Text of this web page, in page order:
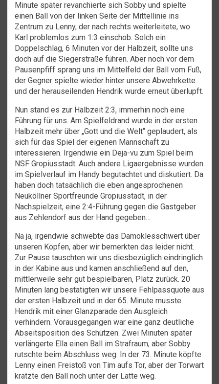
Minute später revanchierte sich Sobby und spielte
einen Ball von der linken Seite der Mittellinie ins
Zentrum zu Lenny, der nach rechts weiterleitete, wo
Karl problemlos zum 1:3 einschob. Solch ein
Doppelschlag, 6 Minuten vor der Halbzeit, sollte uns
doch auf die Siegerstraße führen. Aber noch vor dem
Pausenpfiff sprang uns im Mittelfeld der Ball vom Fuß,
der Gegner spielte wieder hinter unsere Abwehrkette
und der herauseilenden Hendrik wurde erneut überlupft.
Nun stand es zur Halbzeit 2:3, immerhin noch eine
Führung für uns. Am Spielfeldrand wurde in der ersten
Halbzeit mehr über „Gott und die Welt“ geplaudert, als
sich für das Spiel der eigenen Mannschaft zu
interessieren. Irgendwie ein Deja-vu zum Spiel beim
NSF Gropiusstadt. Auch andere Ligaergebnisse wurden
im Spielverlauf im Handy begutachtet und diskutiert. Da
haben doch tatsächlich die eben angesprochenen
Neuköllner Sportfreunde Gropiusstadt, in der
Nachspielzeit, eine 2:4-Führung gegen die Gastgeber
aus Zehlendorf aus der Hand gegeben…
Na ja, irgendwie schwebte das Damoklesschwert über
unseren Köpfen, aber wir bemerkten das leider nicht.
Zur Pause tauschten wir uns diesbezüglich eindringlich
in der Kabine aus und kamen anschließend auf den,
mittlerweile sehr gut bespielbaren, Platz zurück. 20
Minuten lang bestätigten wir unsere Fehlpassquote aus
der ersten Halbzeit und in der 65. Minute musste
Hendrik mit einer Glanzparade den Ausgleich
verhindern. Vorausgegangen war eine ganz deutliche
Abseitsposition des Schützen. Zwei Minuten später
verlängerte Ella einen Ball im Strafraum, aber Sobby
rutschte beim Abschluss weg. In der 73. Minute köpfte
Lenny einen Freistoß von Tim aufs Tor, aber der Torwart
kratzte den Ball noch unter der Latte weg.